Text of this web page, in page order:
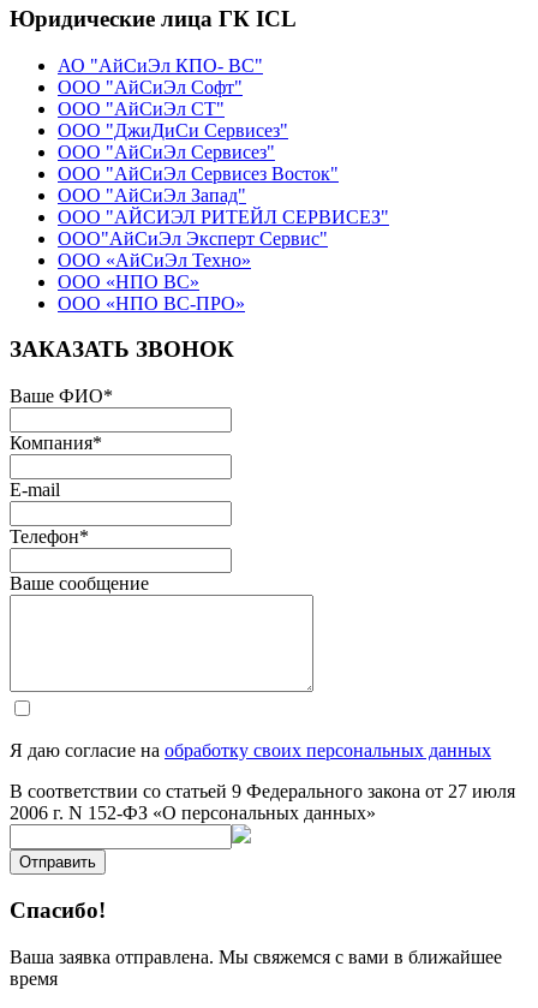
Юридические лица ГК ICL
АО "АйСиЭл КПО- ВС"
ООО "АйСиЭл Софт"
ООО "АйСиЭл СТ"
ООО "ДжиДиСи Сервисез"
ООО "АйСиЭл Сервисез"
ООО "АйСиЭл Сервисез Восток"
ООО "АйСиЭл Запад"
ООО "АЙСИЭЛ РИТЕЙЛ СЕРВИСЕЗ"
ООО"АйСиЭл Эксперт Сервис"
ООО «АйСиЭл Техно»
ООО «НПО ВС»
ООО «НПО ВС-ПРО»
ЗАКАЗАТЬ ЗВОНОК
Ваше ФИО*
Компания*
E-mail
Телефон*
Ваше сообщение
Я даю согласие на обработку своих персональных данных
В соответствии со статьей 9 Федерального закона от 27 июля
2006 г. N 152-ФЗ «О персональных данных»
Отправить
Спасибо!
Ваша заявка отправлена. Мы свяжемся с вами в ближайшее
время